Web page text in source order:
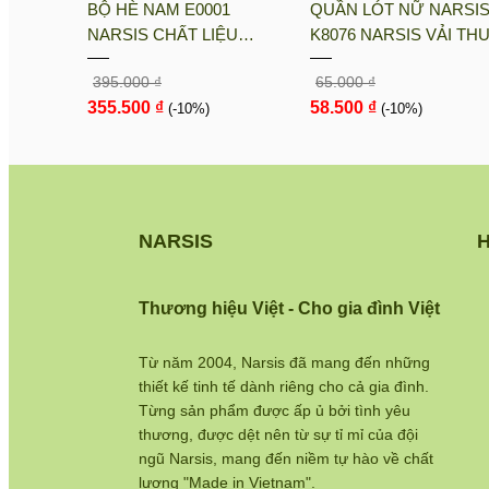
BỘ HÈ NAM E0001
NARSIS CHẤT LIỆU
THOÁNG MÁT, DỄ CHỊU,
THOẢI MÁI CẢ NGÀY, DỄ
VẬN ĐỘNG
395.000 ₫
355.500 ₫ (-10%)
QUẦN LÓT NỮ NARSIS
K8076 NARSIS VẢI
LẠNH THOÁNG MÁT,
COTTON THOẢI MÁI,
DÁNG TỐT, THO...
65.000 ₫
58.500 ₫ (-10%)
NARSIS
Từ năm 2004, Narsis đã mang đến những
thiết kế tinh tế dành riêng cho cả gia đình.
Từng sản phẩm được ấp ủ bởi tình yêu
thương, được dệt nên từ sự tỉ mỉ của đội
ngũ Narsis, mang đến niềm tự hào về chất
lượng "Made in Vietnam".
Thương hiệu Việt - Cho gia đình Việt